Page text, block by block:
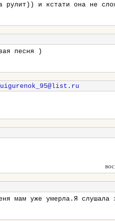
рулит)) и кстати она не
песня )
uigurenok_95@list.ru
мам уже умерла.Я слушала